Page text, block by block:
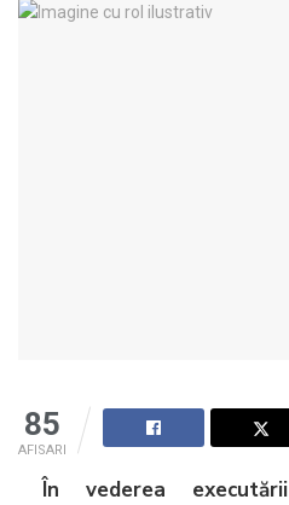
85
AFISARI
În vederea